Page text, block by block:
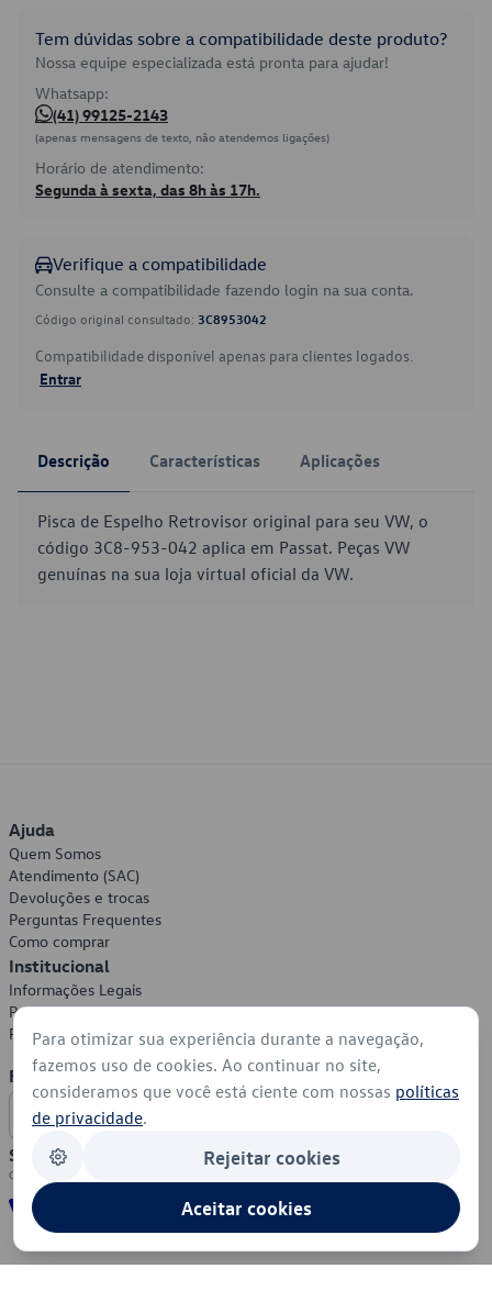
Tem dúvidas sobre a compatibilidade deste produto?
Nossa equipe especializada está pronta para ajudar!
Whatsapp:
(41) 99125-2143
(apenas mensagens de texto, não atendemos ligações)
Horário de atendimento:
Segunda à sexta, das 8h às 17h.
Verifique a compatibilidade
Consulte a compatibilidade fazendo login na sua conta.
Código original consultado: 3C8953042
Compatibilidade disponível apenas para clientes logados.
Entrar
Descrição Características Aplicações
Pisca de Espelho Retrovisor original para seu VW, o
código 3C8-953-042 aplica em Passat. Peças VW
genuínas na sua loja virtual oficial da VW.
Ajuda
Quem Somos
Atendimento (SAC)
Devoluções e trocas
Perguntas Frequentes
Como comprar
Institucional
Informações Legais
Política de Privacidade
Política de Cookies
Formas de Pagamento
Segurança
Para otimizar sua experiência durante a navegação,
fazemos uso de cookies. Ao continuar no site,
consideramos que você está ciente com nossas políticas
de privacidade.
Rejeitar cookies
Aceitar cookies